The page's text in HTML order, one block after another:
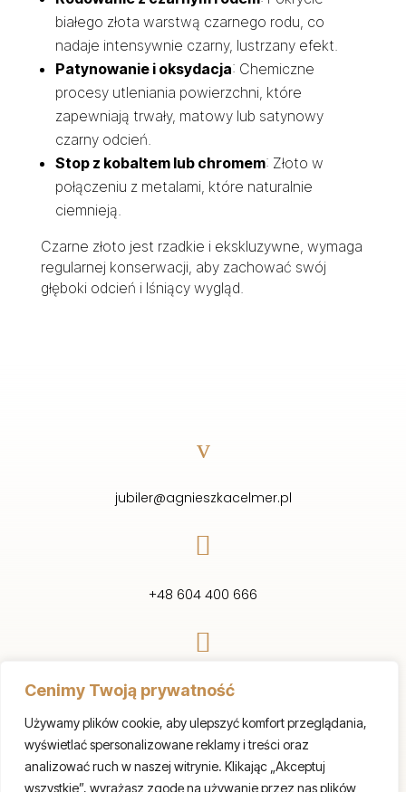
Cenimy Twoją prywatność
Używamy plików cookie, aby ulepszyć komfort przeglądania,
wyświetlać spersonalizowane reklamy i treści oraz
analizować ruch w naszej witrynie. Klikając „Akceptuj
wszystkie”, wyrażasz zgodę na używanie przez nas plików
białego złota warstwą czarnego rodu, co
nadaje intensywnie czarny, lustrzany efekt.
Patynowanie i oksydacja: Chemiczne
procesy utleniania powierzchni, które
zapewniają trwały, matowy lub satynowy
czarny odcień.
Stop z kobaltem lub chromem: Złoto w
połączeniu z metalami, które naturalnie
ciemnieją.
Czarne złoto jest rzadkie i ekskluzywne, wymaga
regularnej konserwacji, aby zachować swój
głęboki odcień i lśniący wygląd.
v
jubiler@agnieszkacelmer.pl

+48 604 400 666

Św.Antoniego 32
87-800 Włocławek